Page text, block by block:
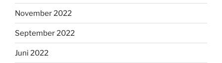
November 2022
September 2022
Juni 2022